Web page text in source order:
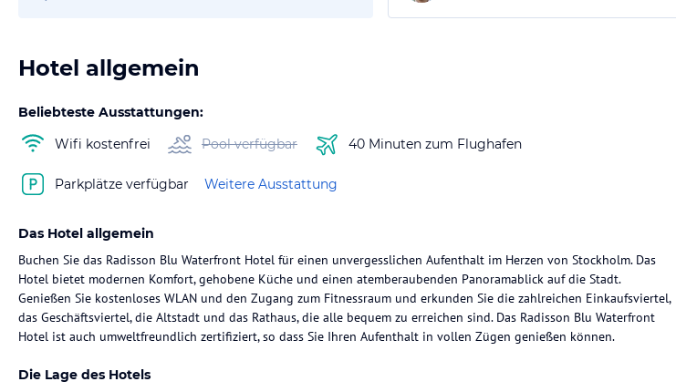
Hotel allgemein
Beliebteste Ausstattungen:
Wifi kostenfrei
Pool verfügbar 40 Minuten zum Flughafen
Parkplätze verfügbar Weitere Ausstattung
Das Hotel allgemein
Buchen Sie das Radisson Blu Waterfront Hotel für einen unvergesslichen Aufenthalt im Herzen von Stockholm. Das
Hotel bietet modernen Komfort, gehobene Küche und einen atemberaubenden Panoramablick auf die Stadt.
Genießen Sie kostenloses WLAN und den Zugang zum Fitnessraum und erkunden Sie die zahlreichen Einkaufsviertel,
das Geschäftsviertel, die Altstadt und das Rathaus, die alle bequem zu erreichen sind. Das Radisson Blu Waterfront
Hotel ist auch umweltfreundlich zertifiziert, so dass Sie Ihren Aufenthalt in vollen Zügen genießen können.
Die Lage des Hotels